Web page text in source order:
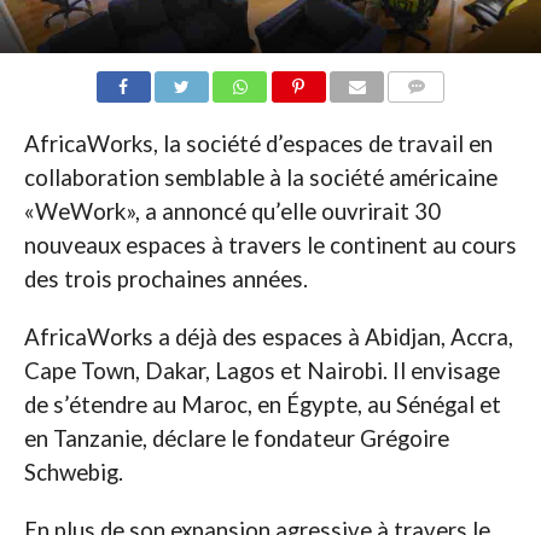
AfricaWorks, la société d’espaces de travail en
collaboration semblable à la société américaine
«WeWork», a annoncé qu’elle ouvrirait 30
nouveaux espaces à travers le continent au cours
des trois prochaines années.
AfricaWorks a déjà des espaces à Abidjan, Accra,
Cape Town, Dakar, Lagos et Nairobi. Il envisage
de s’étendre au Maroc, en Égypte, au Sénégal et
en Tanzanie, déclare le fondateur Grégoire
Schwebig.